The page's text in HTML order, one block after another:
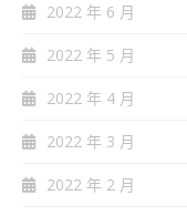
2022 年 6 月
2022 年 5 月
2022 年 4 月
2022 年 3 月
2022 年 2 月